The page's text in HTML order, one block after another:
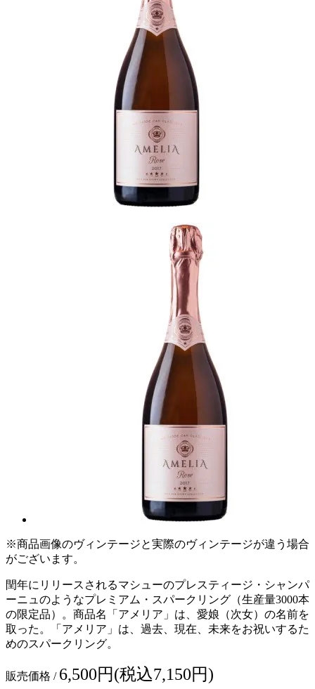
※商品画像のヴィンテージと実際のヴィンテージが違う場合
がございます。
閏年にリリースされるマシューのプレスティージ・シャンパ
ーニュのようなプレミアム・スパークリング（生産量3000本
の限定品）。商品名「アメリア」は、愛娘（次女）の名前を
取った。「アメリア」は、過去、現在、未来をお祝いするた
めのスパークリング。
販売価格 / 6,500円(税込7,150円)